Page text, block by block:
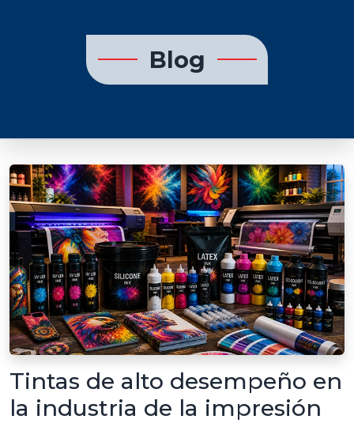
Blog
Tintas de alto desempeño en
la industria de la impresión